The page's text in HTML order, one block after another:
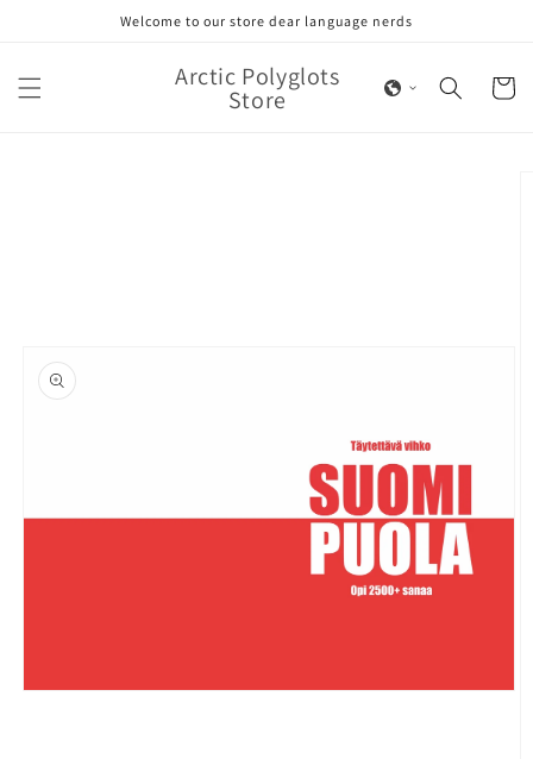
Welcome to our store dear language nerds
Arctic Polyglots
Store Cart